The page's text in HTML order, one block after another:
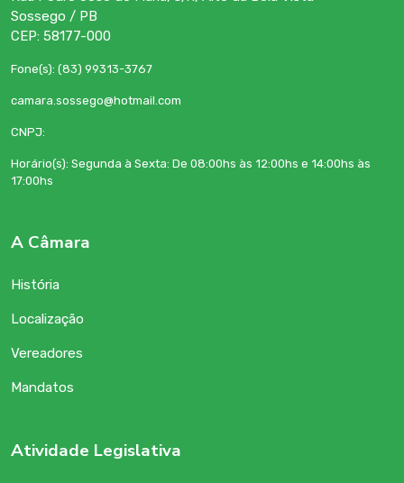
Sossego / PB
CEP: 58177-000
Fone(s): (83) 99313-3767
camara.sossego@hotmail.com
CNPJ:
Horário(s): Segunda à Sexta: De 08:00hs às 12:00hs e 14:00hs às
17:00hs
A Câmara
História
Localização
Vereadores
Mandatos
Atividade Legislativa